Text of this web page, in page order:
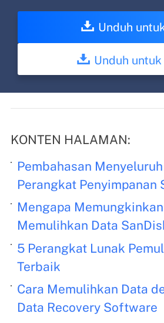
Unduh
Unduh
KONTEN HALAMAN:
Pembahasan
Perangkat Penyimpanan
Mengapa
Memulihkan Data
5 Perangkat Lunak
Terbaik
Cara Memulihkan Data
Data Recovery Software